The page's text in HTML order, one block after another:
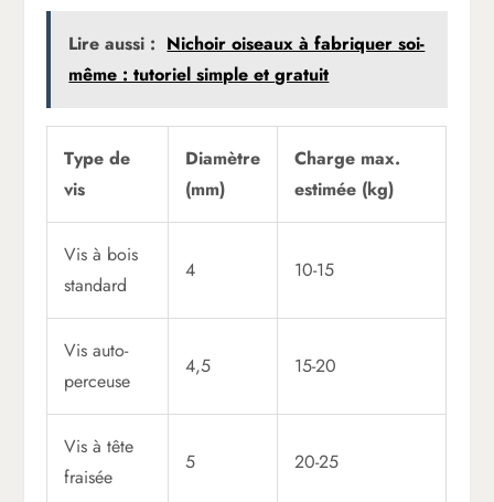
Lire aussi : Nichoir oiseaux à fabriquer soi-
même : tutoriel simple et gratuit
Type de
vis
Diamètre
(mm)
Charge max.
estimée (kg)
Vis à bois
standard
4 10-15
Vis auto-
perceuse
4,5 15-20
Vis à tête
fraisée
5 20-25